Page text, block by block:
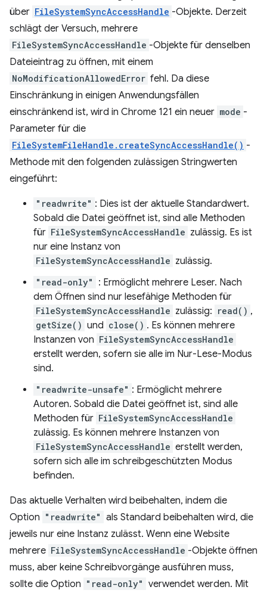
über FileSystemSyncAccessHandle -Objekte. Derzeit
schlägt der Versuch, mehrere
FileSystemSyncAccessHandle -Objekte für denselben
Dateieintrag zu öffnen, mit einem
NoModificationAllowedError fehl. Da diese
Einschränkung in einigen Anwendungsfällen
einschränkend ist, wird in Chrome 121 ein neuer mode -
Parameter für die
FileSystemFileHandle.createSyncAccessHandle() -
Methode mit den folgenden zulässigen Stringwerten
eingeführt:
"readwrite" : Dies ist der aktuelle Standardwert.
Sobald die Datei geöffnet ist, sind alle Methoden
für FileSystemSyncAccessHandle zulässig. Es ist
nur eine Instanz von
FileSystemSyncAccessHandle zulässig.
"read-only"
: Ermöglicht mehrere Leser. Nach
dem Öffnen sind nur lesefähige Methoden für
FileSystemSyncAccessHandle zulässig: read() ,
getSize() und close() . Es können mehrere
Instanzen von FileSystemSyncAccessHandle
erstellt werden, sofern sie alle im Nur-Lese-Modus
sind.
"readwrite-unsafe" : Ermöglicht mehrere
Autoren. Sobald die Datei geöffnet ist, sind alle
Methoden für FileSystemSyncAccessHandle
zulässig. Es können mehrere Instanzen von
FileSystemSyncAccessHandle erstellt werden,
sofern sich alle im schreibgeschützten Modus
befinden.
Das aktuelle Verhalten wird beibehalten, indem die
Option "readwrite" als Standard beibehalten wird, die
jeweils nur eine Instanz zulässt. Wenn eine Website
mehrere FileSystemSyncAccessHandle -Objekte öffnen
muss, aber keine Schreibvorgänge ausführen muss,
sollte die Option "read-only" verwendet werden. Mit